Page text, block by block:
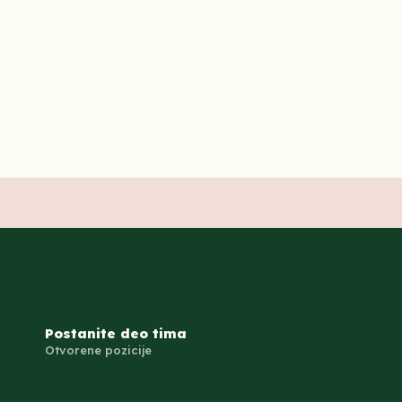
Postanite deo tima
Otvorene pozicije